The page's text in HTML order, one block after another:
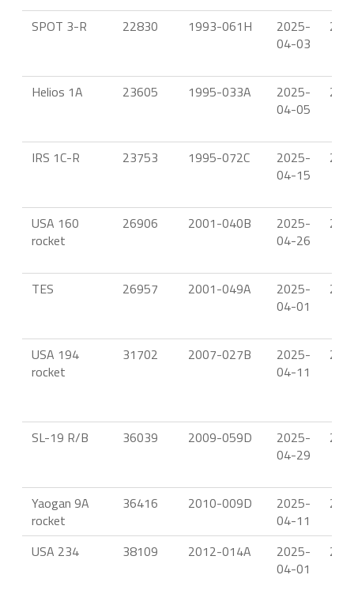
SPOT 3-R 22830 1993-061H
2025-
04-03
Helios 1A 23605 1995-033A
2025-
04-05
IRS 1C-R 23753 1995-072C
2025-
04-15
USA 160
rocket
26906 2001-040B
2025-
04-26
TES 26957 2001-049A
2025-
04-01
USA 194
rocket
31702 2007-027B
2025-
04-11
SL-19 R/B 36039 2009-059D
2025-
04-29
Yaogan 9A
rocket
36416 2010-009D
2025-
04-11
USA 234 38109 2012-014A
2025-
04-01